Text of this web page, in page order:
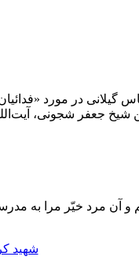
در مورد
و آن مرد خیّر مرا به